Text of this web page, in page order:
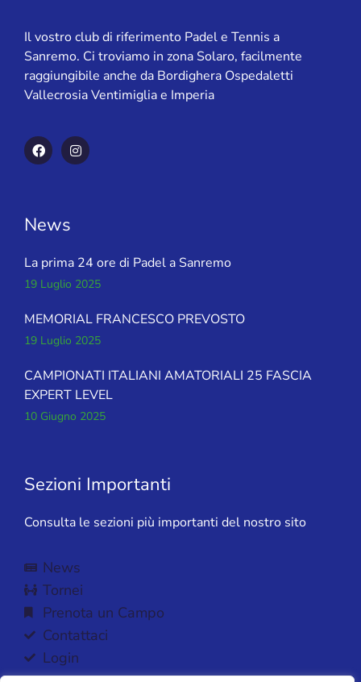
Il vostro club di riferimento Padel e Tennis a
Sanremo. Ci troviamo in zona Solaro, facilmente
raggiungibile anche da Bordighera Ospedaletti
Vallecrosia Ventimiglia e Imperia
News
La prima 24 ore di Padel a Sanremo
19 Luglio 2025
MEMORIAL FRANCESCO PREVOSTO
19 Luglio 2025
CAMPIONATI ITALIANI AMATORIALI 25 FASCIA
EXPERT LEVEL
10 Giugno 2025
Sezioni Importanti
Consulta le sezioni più importanti del nostro sito
News
Tornei
Prenota un Campo
Contattaci
Login